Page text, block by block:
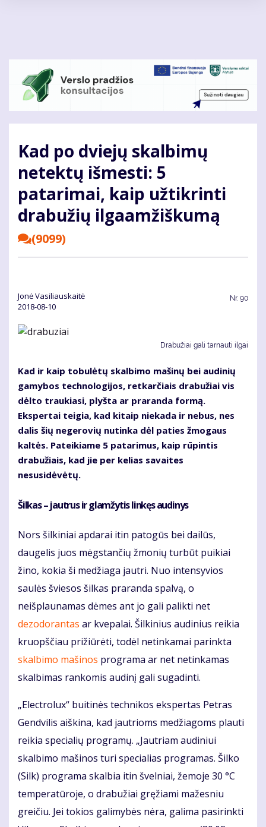
Kad po dviejų skalbimų
netektų išmesti: 5
patarimai, kaip užtikrinti
drabužių ilgaamžiškumą
(9099)
Jonė Vasiliauskaitė
2018-08-10
Nr. 90
Drabužiai gali tarnauti ilgai
Kad ir kaip tobulėtų skalbimo mašinų bei audinių
gamybos technologijos, retkarčiais drabužiai vis
dėlto traukiasi, plyšta ar praranda formą.
Ekspertai teigia, kad kitaip niekada ir nebus, nes
dalis šių negerovių nutinka dėl paties žmogaus
kaltės. Pateikiame 5 patarimus, kaip rūpintis
drabužiais, kad jie per kelias savaites
nesusidėvėtų.
Šilkas – jautrus ir glamžytis linkęs audinys
Nors šilkiniai apdarai itin patogūs bei dailūs,
daugelis juos mėgstančių žmonių turbūt puikiai
žino, kokia ši medžiaga jautri. Nuo intensyvios
saulės šviesos šilkas praranda spalvą, o
neišplaunamas dėmes ant jo gali palikti net
dezodorantas ar kvepalai. Šilkinius audinius reikia
kruopščiau prižiūrėti, todėl netinkamai parinkta
skalbimo mašinos programa ar net netinkamas
skalbimas rankomis audinį gali sugadinti.
„Electrolux“ buitinės technikos ekspertas Petras
Gendvilis aiškina, kad jautrioms medžiagoms plauti
reikia specialių programų. „Jautriam audiniui
skalbimo mašinos turi specialias programas. Šilko
(Silk) programa skalbia itin švelniai, žemoje 30 °C
temperatūroje, o drabužiai gręžiami mažesniu
greičiu. Jei tokios galimybės nėra, galima pasirinkti